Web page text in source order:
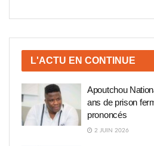
L'ACTU EN CONTINUE
Apoutchou
ans de prison
prononcés
2 JUIN 2026